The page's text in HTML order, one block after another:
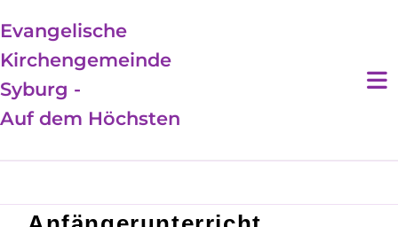
Evangelische
Kirchengemeinde
Syburg -
Auf dem Höchsten